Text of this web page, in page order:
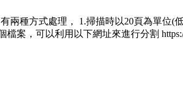
兩種方式處理， 1.掃描時以20頁為單位(
，可以利用以下網址來進行分割